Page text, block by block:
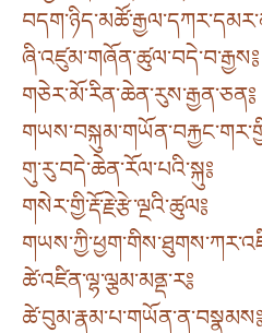
ཞི་འཛུམ་གཞོན་ཚུལ་བདེ་བ་རྒྱས༔
གཅེར་མོ་རིན་ཆེན་རུས་རྒྱན་ཅན༔
གུ་རུ་བདེ་ཆེན་རོལ་པའི་སྐུ༔
གསེར་གྱི་རྡོ་རྗེ་རྩེ་ལྔའི་ཚུལ༔
ཚེ་འཛིན་ལྷ་ལྕམ་མནྡ་ར༔
ཚེ་བུམ་རྣམ་པ་གཡོན་ན་བསྣམས༔